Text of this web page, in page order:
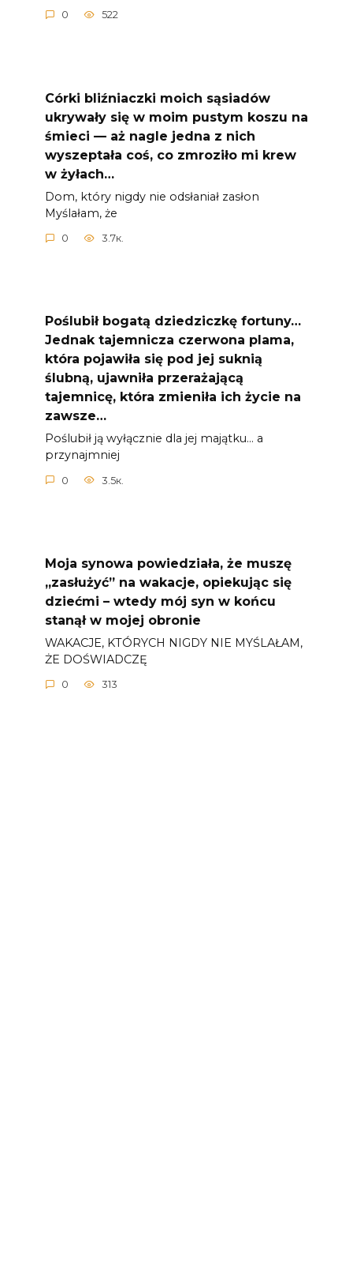
0 522
Córki bliźniaczki moich sąsiadów
ukrywały się w moim pustym koszu na
śmieci — aż nagle jedna z nich
wyszeptała coś, co zmroziło mi krew
w żyłach…
Dom, który nigdy nie odsłaniał zasłon
Myślałam, że
0 3.7к.
Poślubił bogatą dziedziczkę fortuny…
Jednak tajemnicza czerwona plama,
która pojawiła się pod jej suknią
ślubną, ujawniła przerażającą
tajemnicę, która zmieniła ich życie na
zawsze…
Poślubił ją wyłącznie dla jej majątku… a
przynajmniej
0 3.5к.
Moja synowa powiedziała, że ​​muszę
„zasłużyć” na wakacje, opiekując się
dziećmi – wtedy mój syn w końcu
stanął w mojej obronie
WAKACJE, KTÓRYCH NIGDY NIE MYŚLAŁAM,
ŻE DOŚWIADCZĘ
0 313